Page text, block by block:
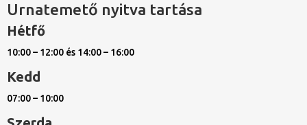
Urnatemető nyitva tartása
Hétfő
10:00 – 12:00 és 14:00 – 16:00
Kedd
07:00 – 10:00